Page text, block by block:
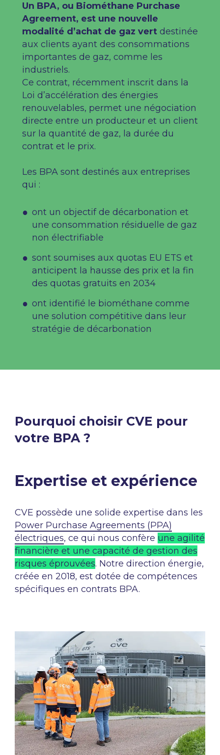
Un BPA, ou Biométhane Purchase
Agreement, est une nouvelle
modalité d’achat de gaz vert destinée
aux clients ayant des consommations
importantes de gaz, comme les
industriels. ​
Ce contrat, récemment inscrit dans la
Loi d’accélération des énergies
renouvelables, permet une négociation
directe entre un producteur et un client
sur la quantité de gaz, la durée du
contrat et le prix.​
Les BPA sont destinés aux entreprises
qui :​
ont un objectif de décarbonation et
une consommation résiduelle de gaz
non électrifiable
sont soumises aux quotas EU ETS et
anticipent la hausse des prix et la fin
des quotas gratuits en 2034​
ont identifié le biométhane comme
une solution compétitive dans leur
stratégie de décarbonation
Pourquoi choisir CVE pour
votre BPA ?
Expertise et expérience​
CVE possède une solide expertise dans les
Power Purchase Agreements (PPA)
électriques, ce qui nous confère une agilité
financière et une capacité de gestion des
risques éprouvées. Notre direction énergie,
créée en 2018, est dotée de compétences
spécifiques en contrats BPA.​